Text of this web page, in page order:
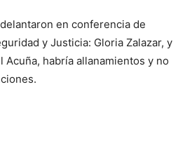
en conferencia de
y Justicia: Gloria Zalazar, y
habría allanamientos y no